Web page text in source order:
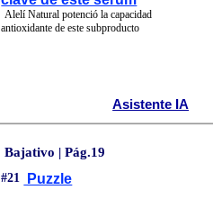
Alelí Natural potenció la capacidad
antioxidante de este subproducto
Asistente IA
Bajativo | Pág.19
#21 Puzzle